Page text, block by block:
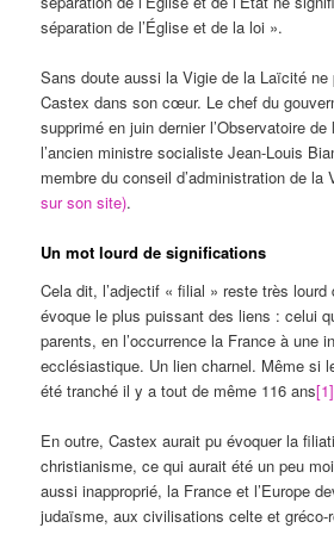
séparation de l’Église et de la loi ».
Sans doute aussi la Vigie de la Laïcité ne
Castex dans son cœur. Le chef du
supprimé en juin dernier l’Observatoire
l’ancien ministre socialiste Jean-Louis
membre du conseil d’administration de la
sur son site).
Un mot lourd de significations
Cela dit, l’adjectif « filial » reste très
évoque le plus puissant des liens : celui
parents, en l’occurrence la France à une
ecclésiastique. Un lien charnel. Même si
été tranché il y a tout de même 116 ans[1]
En outre, Castex aurait pu évoquer la
christianisme, ce qui aurait été un peu
aussi inapproprié, la France et l’Europe
judaïsme, aux civilisations celte et gréco-